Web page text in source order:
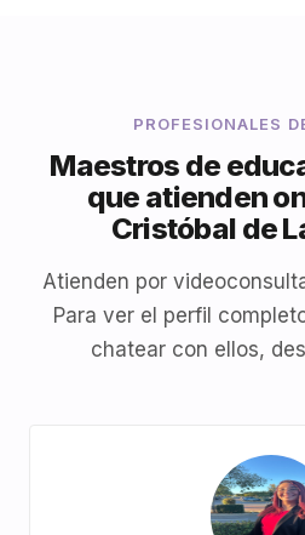
PROFESIONALES
Maestros de
que atienden
Cristóbal de
Atienden por
Para ver el perfil
chatear con ellos,